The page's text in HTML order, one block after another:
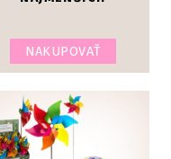
NAKUPOVAŤ